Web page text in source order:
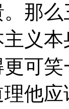
那
义
可
他